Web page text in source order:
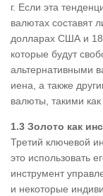
г. Если эта
валютах составят
долларах США и
которые будут
альтернативными
иена, а также
валюты, такими
1.3 Золото как
Третий ключевой
это использовать
инструмент
и некоторые